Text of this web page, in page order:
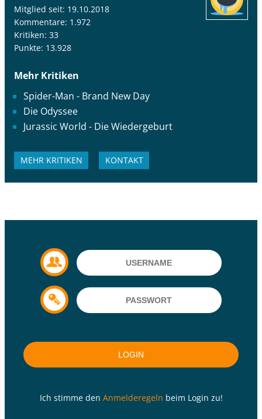
Mitglied seit: 19.10.2018
Kommentare: 1.972
Kritiken: 33
Punkte: 13.928
Mehr Kritiken
Spider-Man - Brand New Day
Die Odyssee
Jurassic World - Die Wiedergeburt
MEHR KRITIKEN KONTAKT
Ich stimme den Anmelderegeln beim Login zu!